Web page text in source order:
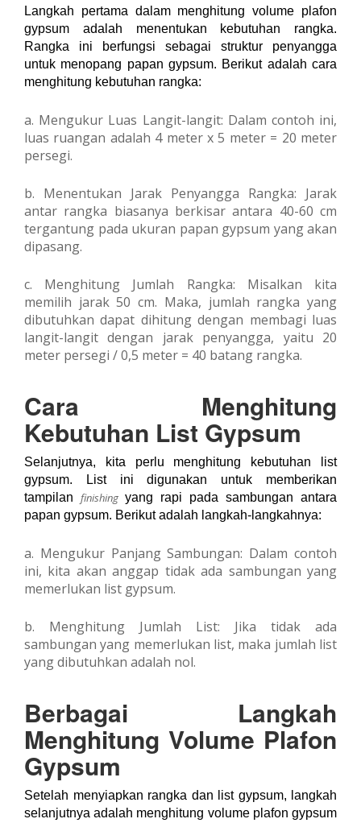
Langkah pertama dalam menghitung volume plafon
gypsum adalah menentukan kebutuhan rangka.
Rangka ini berfungsi sebagai struktur penyangga
untuk menopang papan gypsum. Berikut adalah cara
menghitung kebutuhan rangka:
a. Mengukur Luas Langit-langit: Dalam contoh ini,
luas ruangan adalah 4 meter x 5 meter = 20 meter
persegi.
b. Menentukan Jarak Penyangga Rangka: Jarak
antar rangka biasanya berkisar antara 40-60 cm
tergantung pada ukuran papan gypsum yang akan
dipasang.
c. Menghitung Jumlah Rangka: Misalkan kita
memilih jarak 50 cm. Maka, jumlah rangka yang
dibutuhkan dapat dihitung dengan membagi luas
langit-langit dengan jarak penyangga, yaitu 20
meter persegi / 0,5 meter = 40 batang rangka.
Cara Menghitung
Kebutuhan List Gypsum
Selanjutnya, kita perlu menghitung kebutuhan list
gypsum. List ini digunakan untuk memberikan
tampilan finishing yang rapi pada sambungan antara
papan gypsum. Berikut adalah langkah-langkahnya:
a. Mengukur Panjang Sambungan: Dalam contoh
ini, kita akan anggap tidak ada sambungan yang
memerlukan list gypsum.
b. Menghitung Jumlah List: Jika tidak ada
sambungan yang memerlukan list, maka jumlah list
yang dibutuhkan adalah nol.
Berbagai Langkah
Menghitung Volume Plafon
Gypsum
Setelah menyiapkan rangka dan list gypsum, langkah
selanjutnya adalah menghitung volume plafon gypsum